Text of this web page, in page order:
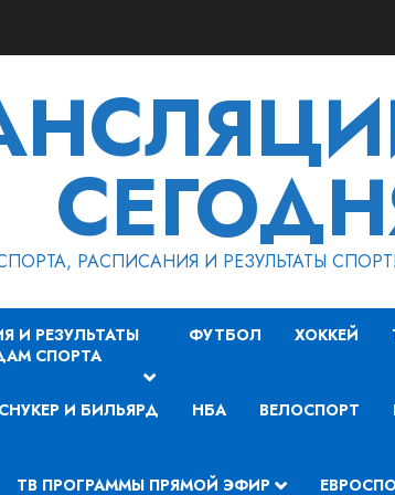
РАСПИСАНИЯ И РЕЗУЛЬТАТЫ
И РЕЗУЛЬТАТЫ
СПОРТА
ФУТБОЛ ХОККЕЙ
СНУКЕР И БИЛЬЯРД НБА ВЕЛОСПОРТ
ТВ ПРОГРАММЫ ПРЯМОЙ ЭФИР